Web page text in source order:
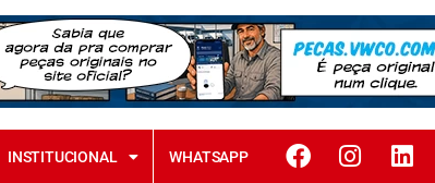
INSTITUCIONAL WHATSAPP